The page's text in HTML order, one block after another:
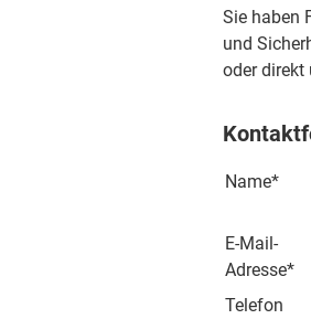
Sie haben
und
oder direkt
Name*
E-Mail-
Adresse*
Telefon